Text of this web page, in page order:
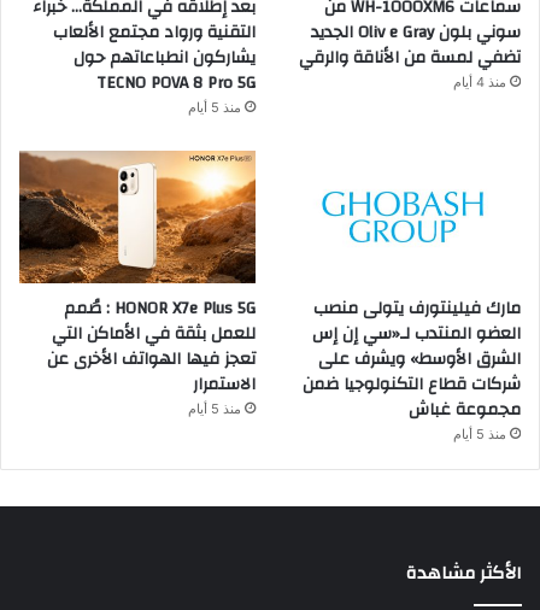
سماعات WH-1000XM6 من
سوني بلون Oliv e Gray الجديد
تضفي لمسة من الأناقة والرقي
منذ 4 أيام
بعد إطلاقه في المملكة… خبراء
التقنية ورواد مجتمع الألعاب
يشاركون انطباعاتهم حول
TECNO POVA 8 Pro 5G
منذ 5 أيام
مارك فيلينتورف يتولى منصب
العضو المنتدب لـ«سي إن إس
الشرق الأوسط» ويشرف على
شركات قطاع التكنولوجيا ضمن
مجموعة غباش
منذ 5 أيام
HONOR X7e Plus 5G : صُمم
للعمل بثقة في الأماكن التي
تعجز فيها الهواتف الأخرى عن
الاستمرار
منذ 5 أيام
الأكثر مشاهدة